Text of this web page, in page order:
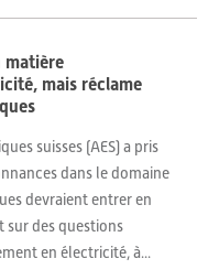
matière
mais réclame
suisses (AES) a pris
dans le domaine
devraient entrer en
sur des questions
en électricité, à...